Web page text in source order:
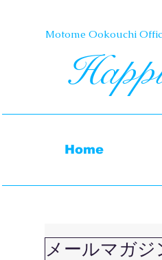
メールマガ
Home
Motome Ookouchi